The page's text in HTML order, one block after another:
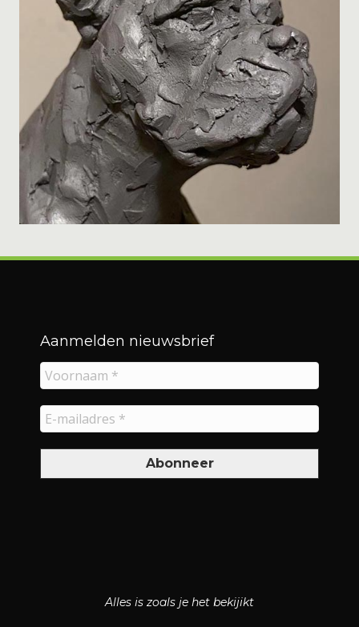
Aanmelden nieuwsbrief
Alles is zoals je het bekijikt